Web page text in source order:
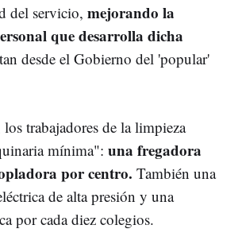
del servicio, mejorando la
que desarrolla dicha
desde el Gobierno del 'popular'
trabajadores de la limpieza
mínima": una fregadora
por centro. También una
de alta presión y una
por cada diez colegios.